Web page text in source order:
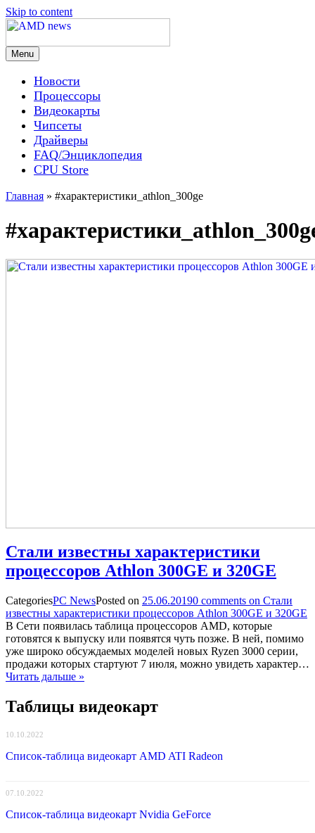
Skip to content
AMD news
Menu
Новости
Процессоры
Видеокарты
Чипсеты
Драйверы
FAQ/Энциклопедия
CPU Store
Главная » #характеристики_athlon_300ge
Стали известны характеристики
процессоров Athlon 300GE и 320GE
CategoriesPC NewsPosted on 25.06.20190 comments on Стали
известны характеристики процессоров Athlon 300GE и 320GE
В Сети появилась таблица процессоров AMD, которые
готовятся к выпуску или появятся чуть позже. В ней, помимо
уже широко обсуждаемых моделей новых Ryzen 3000 серии,
продажи которых стартуют 7 июля, можно увидеть характер…
Читать дальше »
Таблицы видеокарт
10.10.2022
Список-таблица видеокарт AMD ATI Radeon
07.10.2022
Список-таблица видеокарт Nvidia GeForce